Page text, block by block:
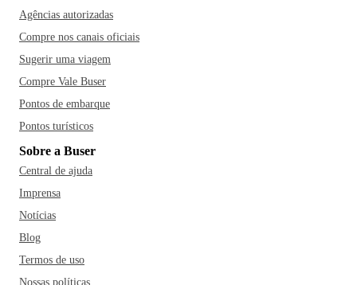
Agências autorizadas
Compre nos canais oficiais
Sugerir uma viagem
Compre Vale Buser
Pontos de embarque
Pontos turísticos
Sobre a Buser
Central de ajuda
Imprensa
Notícias
Blog
Termos de uso
Nossas políticas